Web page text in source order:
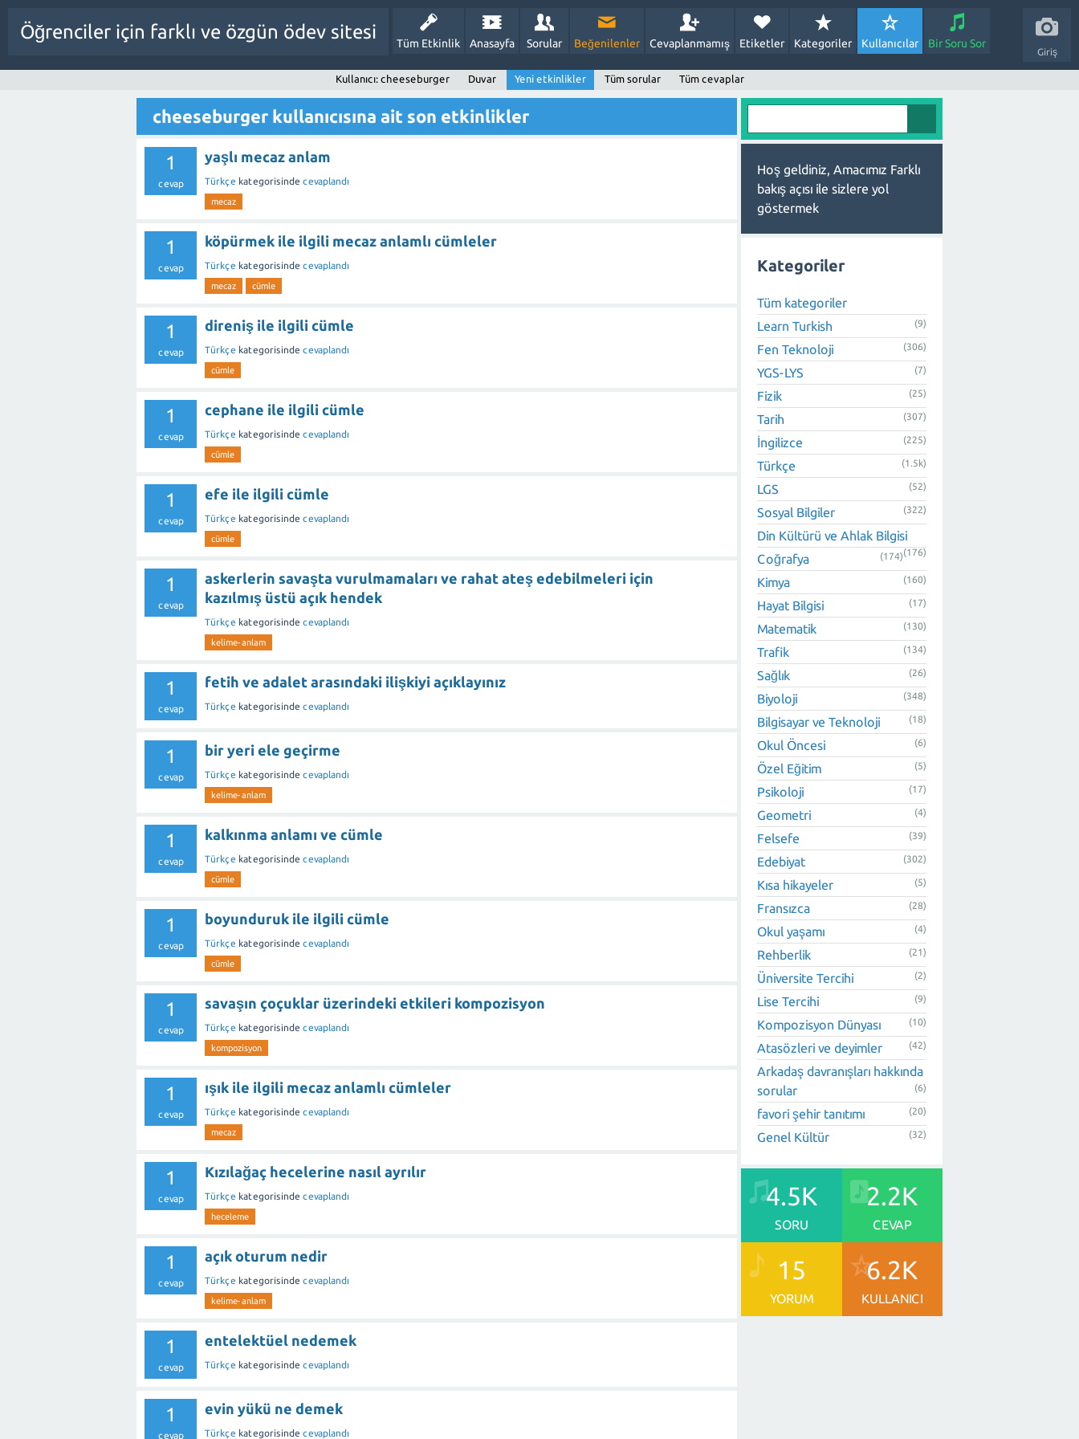
Giriş
Öğrenciler için farklı ve özgün ödev sitesi
Tüm Etkinlik Anasayfa Sorular Beğenilenler Cevaplanmamış Etiketler Kategoriler Kullanıcılar Bir Soru Sor
Kullanıcı: cheeseburger Duvar Yeni etkinlikler Tüm sorular Tüm cevaplar
cheeseburger kullanıcısına ait son etkinlikler
1
cevap
yaşlı mecaz anlam
Türkçe kategorisinde cevaplandı
mecaz
1
cevap
köpürmek ile ilgili mecaz anlamlı cümleler
Türkçe kategorisinde cevaplandı
mecaz cümle
1
cevap
direniş ile ilgili cümle
Türkçe kategorisinde cevaplandı
cümle
1
cevap
cephane ile ilgili cümle
Türkçe kategorisinde cevaplandı
cümle
1
cevap
efe ile ilgili cümle
Türkçe kategorisinde cevaplandı
cümle
1
cevap
askerlerin savaşta vurulmamaları ve rahat ateş edebilmeleri için
kazılmış üstü açık hendek
Türkçe kategorisinde cevaplandı
kelime-anlam
1
cevap
fetih ve adalet arasındaki ilişkiyi açıklayınız
Türkçe kategorisinde cevaplandı
1
cevap
bir yeri ele geçirme
Türkçe kategorisinde cevaplandı
kelime-anlam
1
cevap
kalkınma anlamı ve cümle
Türkçe kategorisinde cevaplandı
cümle
1
cevap
boyunduruk ile ilgili cümle
Türkçe kategorisinde cevaplandı
cümle
1
cevap
savaşın çoçuklar üzerindeki etkileri kompozisyon
Türkçe kategorisinde cevaplandı
kompozisyon
1
cevap
ışık ile ilgili mecaz anlamlı cümleler
Türkçe kategorisinde cevaplandı
mecaz
1
cevap
Kızılağaç hecelerine nasıl ayrılır
Türkçe kategorisinde cevaplandı
heceleme
1
cevap
açık oturum nedir
Türkçe kategorisinde cevaplandı
kelime-anlam
1
cevap
entelektüel nedemek
Türkçe kategorisinde cevaplandı
1
cevap
evin yükü ne demek
Türkçe kategorisinde cevaplandı
Hoş geldiniz, Amacımız Farklı
bakış açısı ile sizlere yol
göstermek
Kategoriler
Tüm kategoriler
Learn Turkish
(9)
Fen Teknoloji (306)
YGS-LYS (7)
Fizik (25)
Tarih (307)
İngilizce (225)
Türkçe (1.5k)
LGS (52)
Sosyal Bilgiler (322)
Din Kültürü ve Ahlak Bilgisi
(176)
Coğrafya (174)
Kimya (160)
Hayat Bilgisi (17)
Matematik (130)
Trafik (134)
Sağlık (26)
Biyoloji (348)
Bilgisayar ve Teknoloji (18)
Okul Öncesi (6)
Özel Eğitim (5)
Psikoloji (17)
Geometri (4)
Felsefe (39)
Edebiyat (302)
Kısa hikayeler (5)
Fransızca (28)
Okul yaşamı (4)
Rehberlik (21)
Üniversite Tercihi (2)
Lise Tercihi (9)
Kompozisyon Dünyası (10)
Atasözleri ve deyimler (42)
Arkadaş davranışları hakkında
sorular
(6)
favori şehir tanıtımı (20)
Genel Kültür (32)
4.5K
SORU
2.2K
CEVAP
15
YORUM
6.2K
KULLANICI